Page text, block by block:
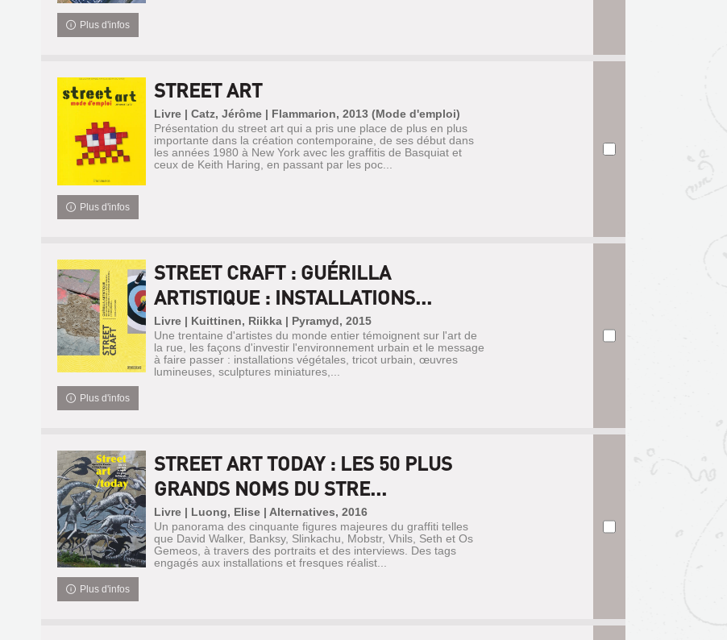
Plus d'infos
STREET ART
Livre | Catz, Jérôme | Flammarion, 2013 (Mode d'emploi)
Présentation du street art qui a pris une place de plus en plus
importante dans la création contemporaine, de ses début dans
les années 1980 à New York avec les graffitis de Basquiat et
ceux de Keith Haring, en passant par les poc...
Plus d'infos
STREET CRAFT : GUÉRILLA
ARTISTIQUE : INSTALLATIONS...
Livre | Kuittinen, Riikka | Pyramyd, 2015
Une trentaine d'artistes du monde entier témoignent sur l'art de
la rue, les façons d'investir l'environnement urbain et le message
à faire passer : installations végétales, tricot urbain, œuvres
lumineuses, sculptures miniatures,...
Plus d'infos
STREET ART TODAY : LES 50 PLUS
GRANDS NOMS DU STRE...
Livre | Luong, Elise | Alternatives, 2016
Un panorama des cinquante figures majeures du graffiti telles
que David Walker, Banksy, Slinkachu, Mobstr, Vhils, Seth et Os
Gemeos, à travers des portraits et des interviews. Des tags
engagés aux installations et fresques réalist...
Plus d'infos